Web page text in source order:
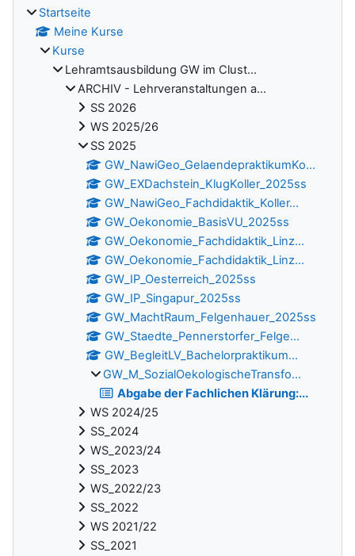
Startseite
Meine Kurse
Kurse
Lehramtsausbildung GW im Clust...
ARCHIV - Lehrveranstaltungen a...
SS 2026
WS 2025/26
SS 2025
GW_NawiGeo_GelaendepraktikumKo...
GW_EXDachstein_KlugKoller_2025ss
GW_NawiGeo_Fachdidaktik_Koller...
GW_Oekonomie_BasisVU_2025ss
GW_Oekonomie_Fachdidaktik_Linz...
GW_Oekonomie_Fachdidaktik_Linz...
GW_IP_Oesterreich_2025ss
GW_IP_Singapur_2025ss
GW_MachtRaum_Felgenhauer_2025ss
GW_Staedte_Pennerstorfer_Felge...
GW_BegleitLV_Bachelorpraktikum...
GW_M_SozialOekologischeTransfo...
Abgabe der Fachlichen Klärung:...
WS 2024/25
SS_2024
WS_2023/24
SS_2023
WS_2022/23
SS_2022
WS 2021/22
SS_2021